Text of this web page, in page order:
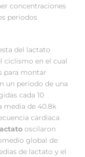
concentraciones
periodos
del lactato
ciclismo en el cual
para montar
un periodo de una
cada 10
media de 40.8k
cardiaca
oscilaron
global de
de lactato y el